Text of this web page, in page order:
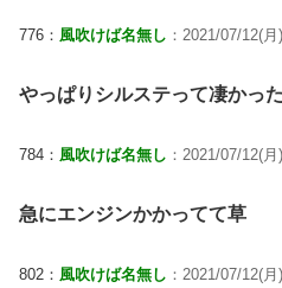
776： 風吹けば名無し ：2021/07/12(
やっぱりシルステって凄かっ
784： 風吹けば名無し ：2021/07/12(
急にエンジンかかってて草
802： 風吹けば名無し ：2021/07/12(